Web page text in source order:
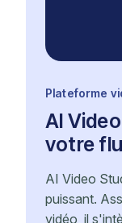
Plateforme
AI
votre
AI Video
puissant.
vidéo, il